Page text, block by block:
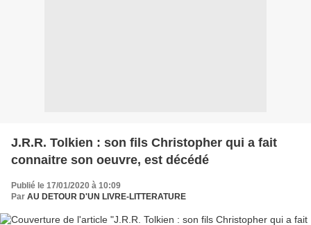
J.R.R. Tolkien : son fils Christopher qui a fait
connaitre son oeuvre, est décédé
Publié le 17/01/2020 à 10:09
Par AU DETOUR D'UN LIVRE-LITTERATURE